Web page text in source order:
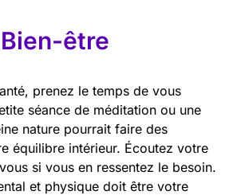
être
prenez le temps de vous
séance de méditation ou une
nature pourrait faire des
équilibre intérieur. Écoutez votre
si vous en ressentez le besoin.
et physique doit être votre